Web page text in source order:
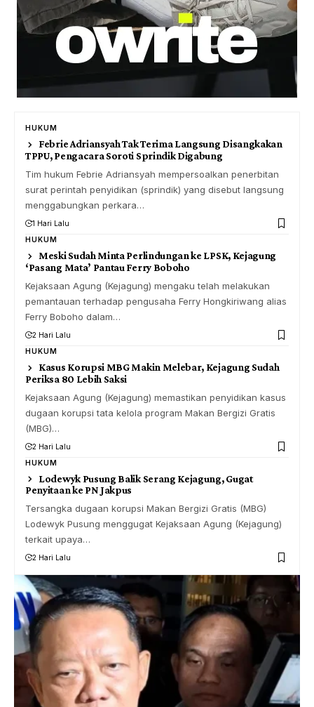
HUKUM
Febrie Adriansyah Tak Terima Langsung Disangkakan
TPPU, Pengacara Soroti Sprindik Digabung
Tim hukum Febrie Adriansyah mempersoalkan penerbitan
surat perintah penyidikan (sprindik) yang disebut langsung
menggabungkan perkara…
1 Hari Lalu
HUKUM
Meski Sudah Minta Perlindungan ke LPSK, Kejagung
‘Pasang Mata’ Pantau Ferry Boboho
Kejaksaan Agung (Kejagung) mengaku telah melakukan
pemantauan terhadap pengusaha Ferry Hongkiriwang alias
Ferry Boboho dalam…
2 Hari Lalu
HUKUM
Kasus Korupsi MBG Makin Melebar, Kejagung Sudah
Periksa 80 Lebih Saksi
Kejaksaan Agung (Kejagung) memastikan penyidikan kasus
dugaan korupsi tata kelola program Makan Bergizi Gratis
(MBG)…
2 Hari Lalu
HUKUM
Lodewyk Pusung Balik Serang Kejagung, Gugat
Penyitaan ke PN Jakpus
Tersangka dugaan korupsi Makan Bergizi Gratis (MBG)
Lodewyk Pusung menggugat Kejaksaan Agung (Kejagung)
terkait upaya…
2 Hari Lalu